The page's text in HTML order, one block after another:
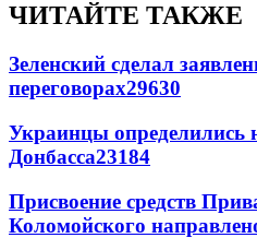
ЧИТАЙТЕ ТАКЖЕ
Зеленский сделал
переговорах29630
Украинцы определились
Донбасса23184
Присвоение средств
Коломойского